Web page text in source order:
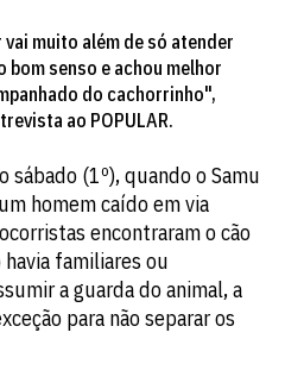
muito além de só atender
bom senso e achou melhor
do cachorrinho",
ao POPULAR.
sábado (1º), quando o Samu
homem caído em via
encontraram o cão
familiares ou
a guarda do animal, a
para não separar os